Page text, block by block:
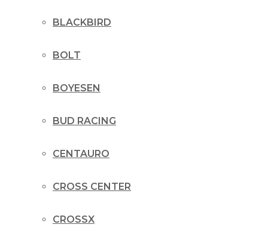
BLACKBIRD
BOLT
BOYESEN
BUD RACING
CENTAURO
CROSS CENTER
CROSSX